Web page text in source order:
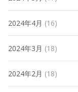
2024年4月 (16)
2024年3月 (18)
2024年2月 (18)